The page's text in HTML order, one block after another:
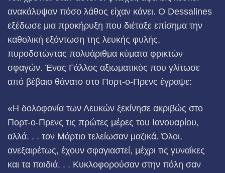
ανακάλυψαν πόσο λάθος είχαν κάνει. Ο Dessalines
εξέδωσε μια προκήρυξη που διέταξε επίσημα την
καθολική εξόντωση της λευκής φυλής,
πυροδοτώντας πολυάριθμα κύματα φρικτών
σφαγών. Ένας Γάλλος αξιωματικός που γλίτωσε
από βέβαιο θάνατο στο Πορτ-ο-Πρενς έγραψε:
«Η δολοφονία των Λευκών ξεκίνησε ακριβώς στο
Πορτ-ο-Πρενς τις πρώτες μέρες του Ιανουαρίου,
αλλά. . . τον Μάρτιο τελείωσαν μαζικά. Όλοι,
ανεξαιρέτως, έχουν σφαγιαστεί, μέχρι τις γυναίκες
και τα παιδιά. . . Κυκλοφορούσαν στην πόλη σαν